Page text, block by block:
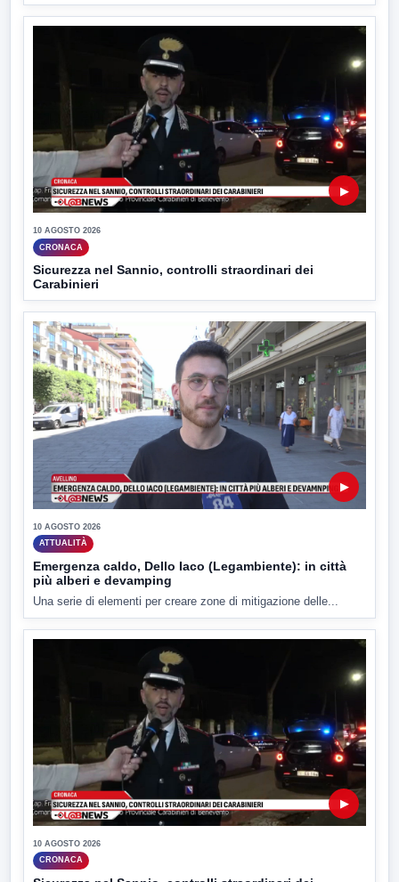
▶
10 AGOSTO 2026
CRONACA
Sicurezza nel Sannio, controlli straordinari dei
Carabinieri
▶
10 AGOSTO 2026
ATTUALITÀ
Emergenza caldo, Dello Iaco (Legambiente): in città
più alberi e devamping
Una serie di elementi per creare zone di mitigazione delle...
▶
10 AGOSTO 2026
CRONACA